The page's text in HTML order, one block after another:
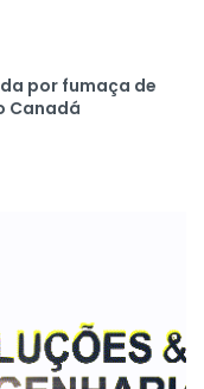
por fumaça de
Canadá